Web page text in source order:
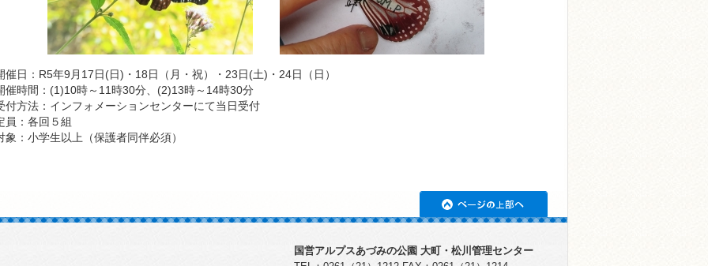
日：R5年9月17日(日)・18日（月・祝）・23日(土)・24日（日）
時間：(1)10時～11時30分、(2)13時～14時30分
方法：インフォメーションセンターにて当日受付
：各回５組
：小学生以上（保護者同伴必須）
国営アルプスあづみの公園 大町・松川管理センター